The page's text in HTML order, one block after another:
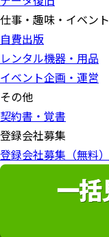
仕事・趣味・イベント
自費出版
レンタル機器・用品
イベント企画・運営
その他
契約書・覚書
登録会社募集
登録会社募集（無料）